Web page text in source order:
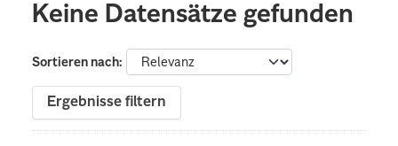
Keine Datensätze gefunden
Sortieren nach
Ergebnisse filtern